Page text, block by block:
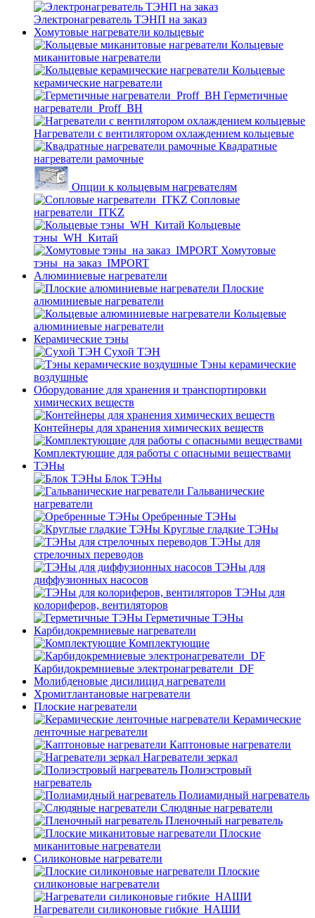
Электронагреватель ТЭНП на заказ
Хомутовые нагреватели кольцевые
Кольцевые
миканитовые нагреватели
Кольцевые
керамические нагреватели
Герметичные
нагреватели_Proff_BH
Нагреватели с вентилятором охлаждением кольцевые
Квадратные
нагреватели рамочные
Опции к кольцевым нагревателям
Cопловые
нагреватели_ITKZ
Кольцевые
тэны_WH_Китай
Хомутовые
тэны_на заказ_IMPORT
Алюминиевые нагреватели
Плоские
алюминиевые нагреватели
Кольцевые
алюминиевые нагреватели
Керамические тэны
Сухой ТЭН
Тэны керамические
воздушные
Оборудование для хранения и транспортировки
химических веществ
Контейнеры для хранения химических веществ
Комплектующие для работы с опасными веществами
ТЭНы
Блок ТЭНы
Гальванические
нагреватели
Оребренные ТЭНы
Круглые гладкие ТЭНы
ТЭНы для
стрелочных переводов
ТЭНы для
диффузионных насосов
ТЭНы для
колориферов, вентиляторов
Герметичные ТЭНы
Карбидокремниевые нагреватели
Комплектующие
Карбидокремниевые электронагреватели_DF
Молибденовые дисилицид нагреватели
Хромитлантановые нагреватели
Плоские нагреватели
Керамические
ленточные нагреватели
Каптоновые нагреватели
Нагреватели зеркал
Полиэстровый
нагреватель
Полиамидный нагреватель
Слюдяные нагреватели
Пленочный нагреватель
Плоские
миканитовые нагреватели
Силиконовые нагреватели
Плоские
силиконовые нагреватели
Нагреватели силиконовые гибкие_НАШИ